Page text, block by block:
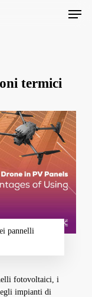
Menu
termici
pannelli
fotovoltaici, i
impianti di